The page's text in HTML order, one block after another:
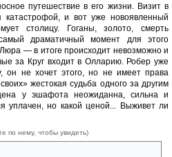
путешествие в его жизни. Визит в
катастрофой, и вот уже новоявленный
столицу. Гоганы, золото, смерть
драматичный момент для этого
— в итоге происходит невозможно и
за Круг входит в Олларию. Робер уже
он не хочет этого, но не имеет права
жестокая судьба одного за другим
у эшафота неожиданна, сильна и
уплачен, но какой ценой... Выживет ли
по нему, чтобы увидеть)